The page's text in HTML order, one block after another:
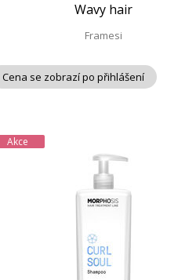
Wavy hair
Framesi
Cena se zobrazí po přihlášení
Akce